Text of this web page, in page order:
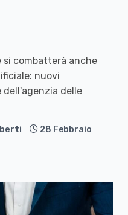
si combatterà anche
nuovi
delle
28 Febbraio